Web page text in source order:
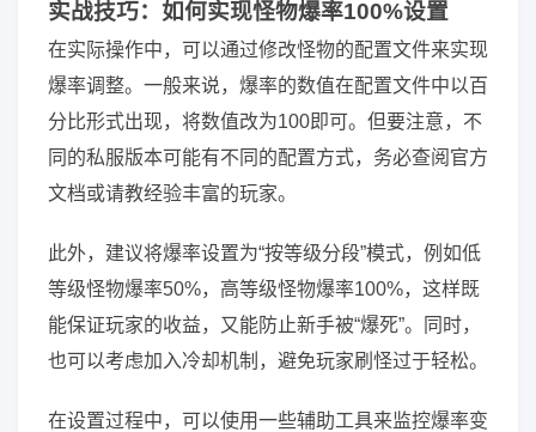
实战技巧：如何实现怪物爆率100%设置
在实际操作中，可以通过修改怪物的配置文件来实现
爆率调整。一般来说，爆率的数值在配置文件中以百
分比形式出现，将数值改为100即可。但要注意，不
同的私服版本可能有不同的配置方式，务必查阅官方
文档或请教经验丰富的玩家。
此外，建议将爆率设置为“按等级分段”模式，例如低
等级怪物爆率50%，高等级怪物爆率100%，这样既
能保证玩家的收益，又能防止新手被“爆死”。同时，
也可以考虑加入冷却机制，避免玩家刷怪过于轻松。
在设置过程中，可以使用一些辅助工具来监控爆率变